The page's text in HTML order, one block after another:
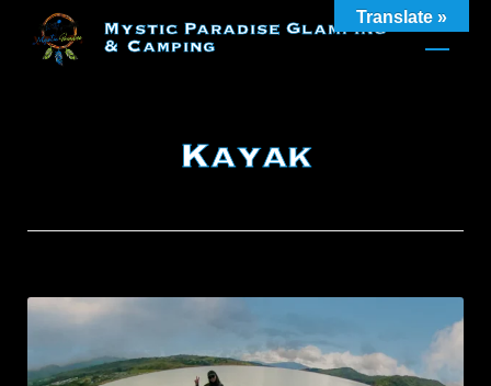
Skip
content
Mystic Paradise Glamping
& Camping
Kayak
Translate »